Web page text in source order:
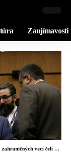
Zaujímavosti
pre účasť na zločinoch proti ľudskosti